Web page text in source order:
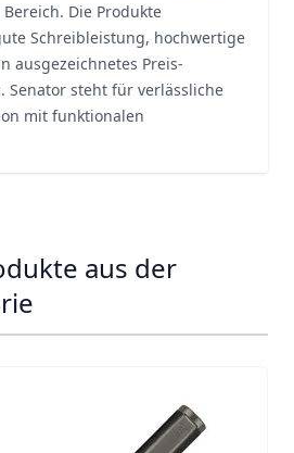
Die Produkte
Schreibleistung, hochwertige
ausgezeichnetes Preis-
Senator steht für verlässliche
mit funktionalen
aus der